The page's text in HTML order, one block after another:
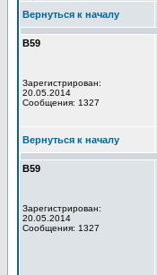
Вернуться к началу
В59
Зарегистрирован:
20.05.2014
Сообщения: 1327
Вернуться к началу
В59
Зарегистрирован:
20.05.2014
Сообщения: 1327